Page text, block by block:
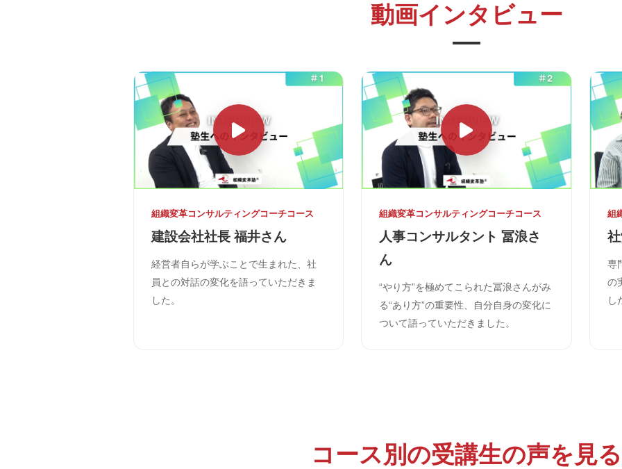
動画インタビュー
組織変革コンサルティングコーチコース
建設会社社長 福井さん
経営者自らが学ぶことで生まれた、社
員との対話の変化を語っていただきま
した。
組織変革コンサルティングコーチコース
人事コンサルタント 冨浪さ
ん
“やり方”を極めてこられた冨浪さんがみ
る“あり方”の重要性、自分自身の変化に
ついて語っていただきました。
組
専
の
し
コース別の受講生の声を見る